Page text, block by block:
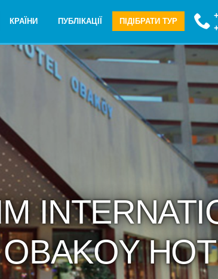
КРАЇНИ ПУБЛІКАЦІЇ ПІДІБРАТИ ТУР
OBAKOY